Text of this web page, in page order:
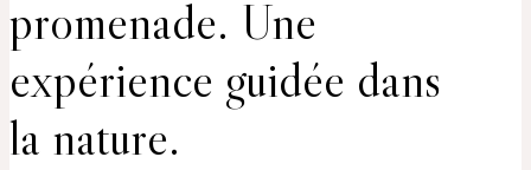
promenade. Une
expérience guidée dans
la nature.